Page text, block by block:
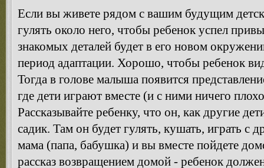
Если вы живете рядом с вашим будущим
гулять около него, чтобы ребенок успел
знакомых деталей будет в его новом
период адаптации. Хорошо, чтобы ребенок
Тогда в голове малыша появится
где дети играют вместе (и с ними ничего
Рассказывайте ребенку, что он, как другие
садик. Там он будет гулять, кушать, играть с
мама (папа, бабушка) и вы вместе пойдете
рассказ возвращением домой - ребенок